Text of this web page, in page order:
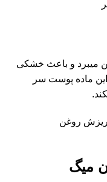
میبرد و باعث خشکی
ماده پوست سر
میگ